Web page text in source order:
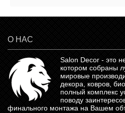
О НАС
Salon Decor - это
котором собраны
мировые
декора, ковров,
полный комплекс
поводу
финального монтажа на Вашем